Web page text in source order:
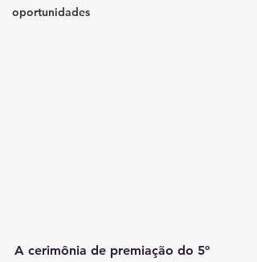
oportunidades
A cerimônia de premiação do 5º